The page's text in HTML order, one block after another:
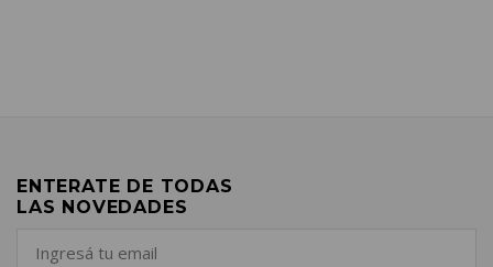
ENTERATE DE TODAS
LAS NOVEDADES